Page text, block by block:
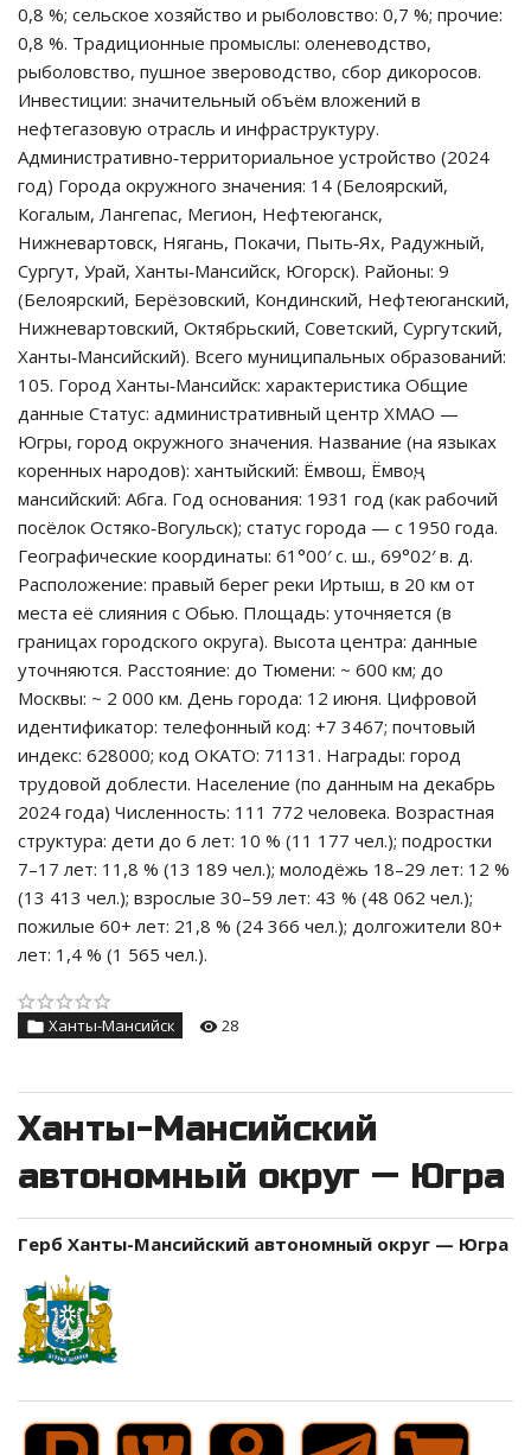
0,8 %; сельское хозяйство и рыболовство: 0,7 %; прочие:
0,8 %. Традиционные промыслы: оленеводство,
рыболовство, пушное звероводство, сбор дикоросов.
Инвестиции: значительный объём вложений в
нефтегазовую отрасль и инфраструктуру.
Административно‑территориальное устройство (2024
год) Города окружного значения: 14 (Белоярский,
Когалым, Лангепас, Мегион, Нефтеюганск,
Нижневартовск, Нягань, Покачи, Пыть‑Ях, Радужный,
Сургут, Урай, Ханты‑Мансийск, Югорск). Районы: 9
(Белоярский, Берёзовский, Кондинский, Нефтеюганский,
Нижневартовский, Октябрьский, Советский, Сургутский,
Ханты‑Мансийский). Всего муниципальных образований:
105. Город Ханты‑Мансийск: характеристика Общие
данные Статус: административный центр ХМАО —
Югры, город окружного значения. Название (на языках
коренных народов): хантыйский: Ёмвош, Ёмвоҷ;
мансийский: Абга. Год основания: 1931 год (как рабочий
посёлок Остяко‑Вогульск); статус города — с 1950 года.
Географические координаты: 61°00′ с. ш., 69°02′ в. д.
Расположение: правый берег реки Иртыш, в 20 км от
места её слияния с Обью. Площадь: уточняется (в
границах городского округа). Высота центра: данные
уточняются. Расстояние: до Тюмени: ~ 600 км; до
Москвы: ~ 2 000 км. День города: 12 июня. Цифровой
идентификатор: телефонный код: +7 3467; почтовый
индекс: 628000; код ОКАТО: 71131. Награды: город
трудовой доблести. Население (по данным на декабрь
2024 года) Численность: 111 772 человека. Возрастная
структура: дети до 6 лет: 10 % (11 177 чел.); подростки
7–17 лет: 11,8 % (13 189 чел.); молодёжь 18–29 лет: 12 %
(13 413 чел.); взрослые 30–59 лет: 43 % (48 062 чел.);
пожилые 60+ лет: 21,8 % (24 366 чел.); долгожители 80+
лет: 1,4 % (1 565 чел.).
Ханты-Мансийск 28
Ханты-Мансийский
автономный округ — Югра
Герб Ханты-Мансийский автономный округ — Югра